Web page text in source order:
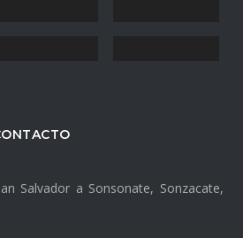
Salvador a Sonsonate, Sonzacate,